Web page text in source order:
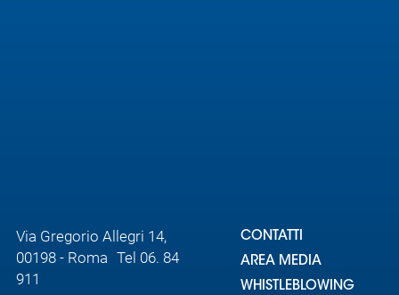
Via Gregorio Allegri 14,
00198 - Roma Tel 06. 84
911
CONTATTI
AREA MEDIA
WHISTLEBLOWING